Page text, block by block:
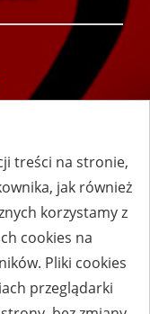
treści na stronie,
jak również
korzystamy z
cookies na
Pliki cookies
przeglądarki